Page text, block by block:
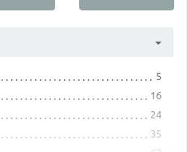
5
16
24
35